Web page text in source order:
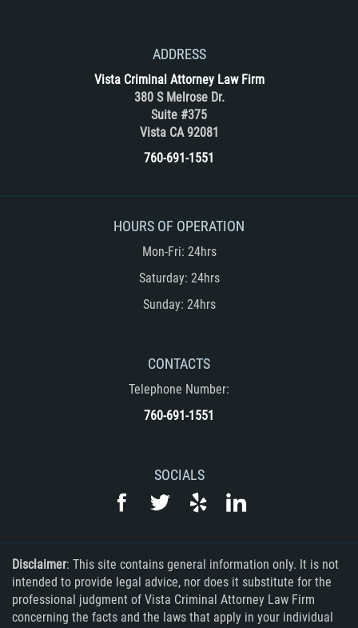
ADDRESS
Vista Criminal Attorney Law Firm
380 S Melrose Dr.
Suite #375
Vista CA 92081
760-691-1551
HOURS OF OPERATION
Mon-Fri: 24hrs
Saturday: 24hrs
Sunday: 24hrs
CONTACTS
Telephone Number:
760-691-1551
SOCIALS
Disclaimer: This site contains general information only. It is not
intended to provide legal advice, nor does it substitute for the
professional judgment of Vista Criminal Attorney Law Firm
concerning the facts and the laws that apply in your individual